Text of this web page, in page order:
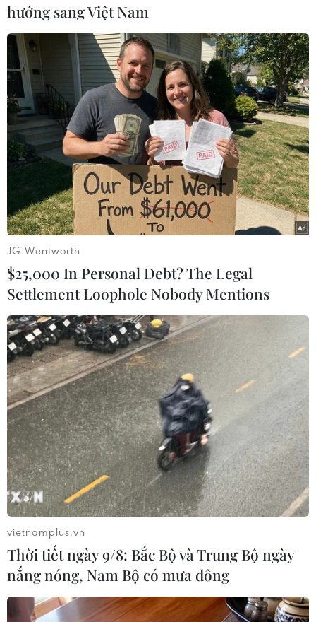
#thuyền viên triều tiên
#tàu cá triều tiên
#vùng lãnh hải
#đánh cá trái phép
#thuyền viên
Nga
Theo dõi VietnamPlus
TIN LIÊN QUAN
hướng sang Việt Nam
JG Wentworth
$25,000 In Personal Debt? The Legal
Settlement Loophole Nobody Mentions
vietnamplus.vn
Thời tiết ngày 9/8: Bắc Bộ và Trung Bộ ngày
nắng nóng, Nam Bộ có mưa dông